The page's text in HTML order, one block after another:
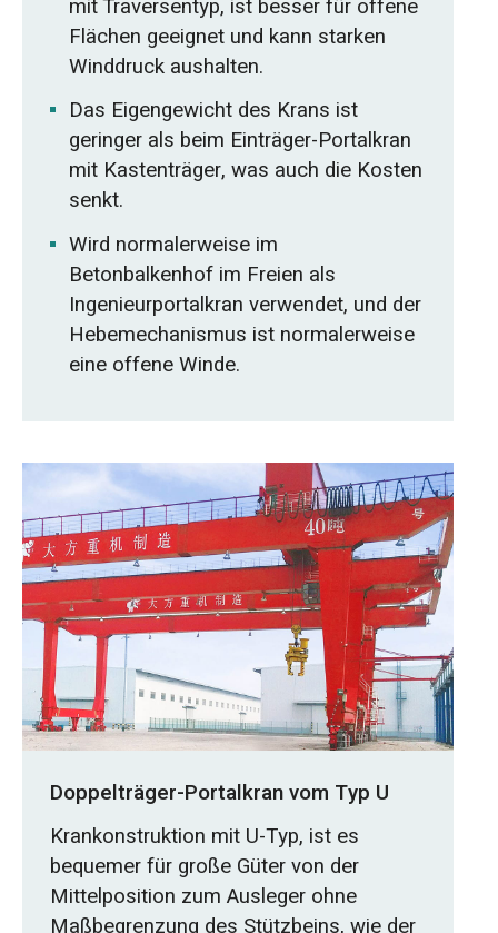
mit Traversentyp, ist besser für offene
Flächen geeignet und kann starken
Winddruck aushalten.
Das Eigengewicht des Krans ist
geringer als beim Einträger-Portalkran
mit Kastenträger, was auch die Kosten
senkt.
Wird normalerweise im
Betonbalkenhof im Freien als
Ingenieurportalkran verwendet, und der
Hebemechanismus ist normalerweise
eine offene Winde.
Doppelträger-Portalkran vom Typ U
Krankonstruktion mit U-Typ, ist es
bequemer für große Güter von der
Mittelposition zum Ausleger ohne